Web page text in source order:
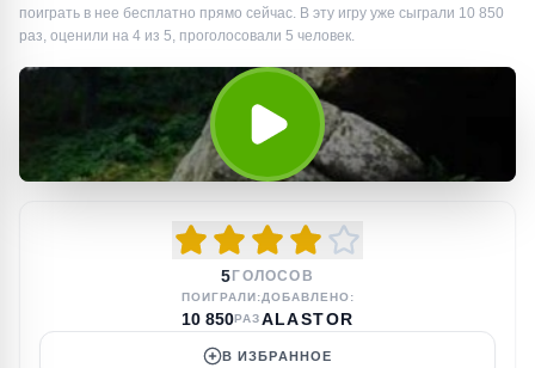
поиграть в нее бесплатно прямо сейчас. В эту игру уже сыграли 10 850
раз, оценили на 4 из 5, проголосовали 5 человек.
5 ГОЛОСОВ
ПОИГРАЛИ:
10 850РАЗ
ДОБАВЛЕНО:
ALASTOR
В ИЗБРАННОЕ